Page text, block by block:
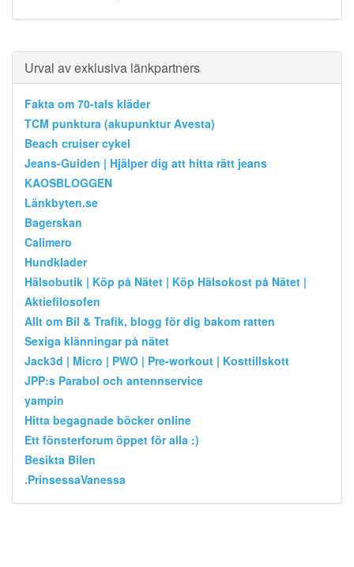
Urval av exklusiva länkpartners
Fakta om 70-tals kläder
TCM punktura (akupunktur Avesta)
Beach cruiser cykel
Jeans-Guiden | Hjälper dig att hitta rätt jeans
KAOSBLOGGEN
Länkbyten.se
Bagerskan
Calimero
Hundklader
Hälsobutik | Köp på Nätet | Köp Hälsokost på Nätet |
Aktiefilosofen
Allt om Bil & Trafik, blogg för dig bakom ratten
Sexiga klänningar på nätet
Jack3d | Micro | PWO | Pre-workout | Kosttillskott
JPP:s Parabol och antennservice
yampin
Hitta begagnade böcker online
Ett fönsterforum öppet för alla :)
Besikta Bilen
.PrinsessaVanessa